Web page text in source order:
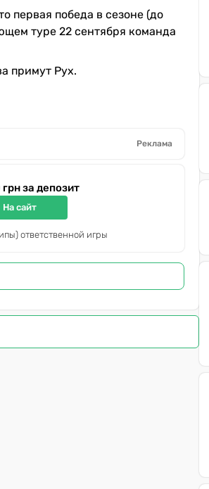
первая победа в сезоне (до
туре 22 сентября команда
примут Рух.
Реклама
за депозит
На сайт
ответственной игры